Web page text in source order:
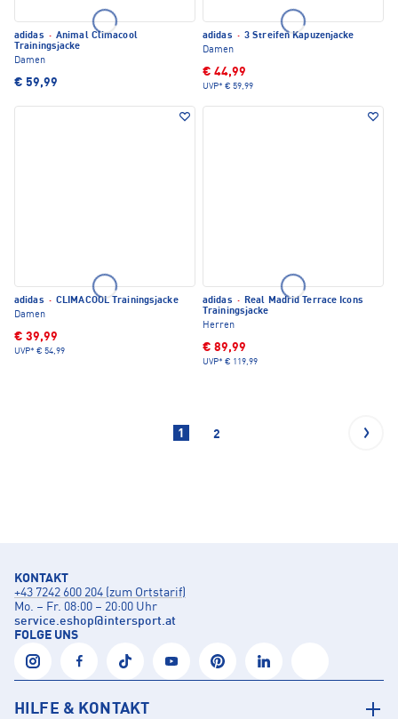
adidas · Animal Climacool
Trainingsjacke
Damen
€ 59,99
adidas · 3 Streifen Kapuzenjacke
Damen
€ 44,99
UVP* € 59,99
adidas · CLIMACOOL Trainingsjacke
Damen
€ 39,99
UVP* € 54,99
adidas · Real Madrid Terrace Icons
Trainingsjacke
Herren
€ 89,99
UVP* € 119,99
1 2
KONTAKT
+43 7242 600 204 (zum Ortstarif)
Mo. – Fr. 08:00 – 20:00 Uhr
service.eshop@intersport.at
FOLGE UNS
HILFE & KONTAKT